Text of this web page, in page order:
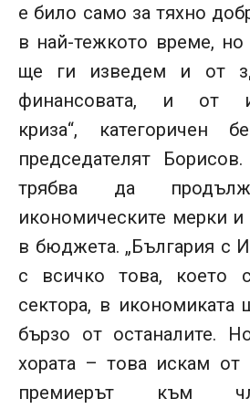
е било само за тяхно
в най-тежкото време,
ще ги изведем и от
финансовата, и от
криза“, категоричен
председателят
трябва да
икономическите мерки
в бюджета. „България с
с всичко това, което
сектора, в
бързо от останалите.
хората – това искам от
премиерът към